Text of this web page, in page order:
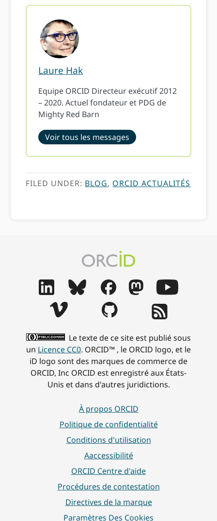
Laure Hak
Equipe ORCID Directeur exécutif 2012
– 2020. Actuel fondateur et PDG de
Mighty Red Barn
Voir tous les messages
FILED UNDER: BLOG, ORCID ACTUALITÉS
Le texte de ce site est publié sous
un Licence CC0. ORCID™ , le ORCID logo, et le
iD logo sont des marques de commerce de
ORCID, Inc ORCID est enregistré aux États-
Unis et dans d'autres juridictions.
À propos ORCID
Politique de confidentialité
Conditions d'utilisation
Aaccessibilité
ORCID Centre d'aide
Procédures de contestation
Directives de la marque
Paramètres Des Cookies